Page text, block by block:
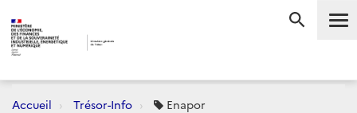
Accueil Trésor-Info Enapor